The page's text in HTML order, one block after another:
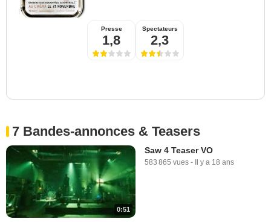
Presse
1,8
Spectateurs
2,3
7 Bandes-annonces & Teasers
0:51
Saw 4 Teaser VO
583 865 vues - Il y a 18 ans